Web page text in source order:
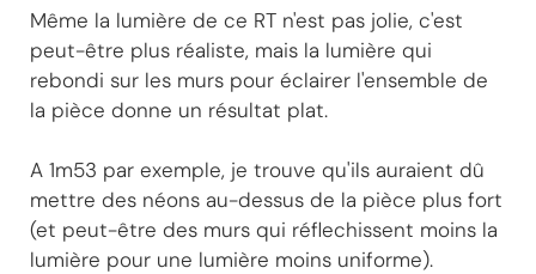
Même la lumière de ce RT n'est pas jolie, c'est
peut-être plus réaliste, mais la lumière qui
rebondi sur les murs pour éclairer l'ensemble de
la pièce donne un résultat plat.
A 1m53 par exemple, je trouve qu'ils auraient dû
mettre des néons au-dessus de la pièce plus fort
(et peut-être des murs qui réflechissent moins la
lumière pour une lumière moins uniforme).